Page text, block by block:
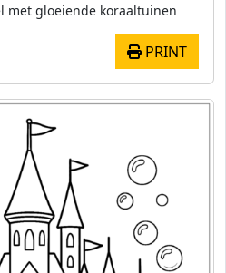
met gloeiende koraaltuinen
PRINT